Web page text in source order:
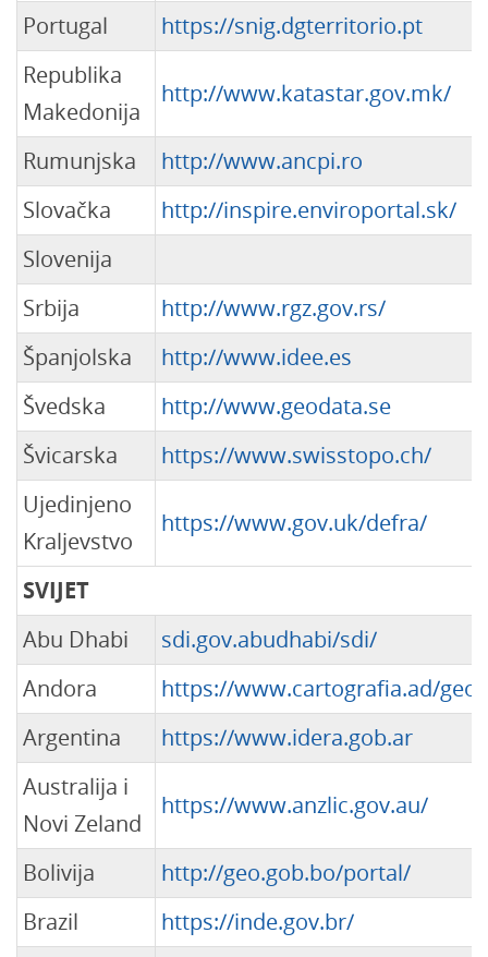
Portugal
https://snig.dgterritorio.pt
Republika
Makedonija
http://www.katastar.gov.mk/
Rumunjska
http://www.ancpi.ro
Slovačka
http://inspire.enviroportal.sk/
Slovenija
Srbija
http://www.rgz.gov.rs/
Španjolska
http://www.idee.es
Švedska
http://www.geodata.se
Švicarska
https://www.swisstopo.ch/
Ujedinjeno
Kraljevstvo
https://www.gov.uk/defra/
SVIJET
Abu Dhabi
sdi.gov.abudhabi/sdi/
Andora
https://www.cartografia.ad/
Argentina
https://www.idera.gob.ar
Australija i
Novi Zeland
https://www.anzlic.gov.au/
Bolivija
http://geo.gob.bo/portal/
Brazil
https://inde.gov.br/